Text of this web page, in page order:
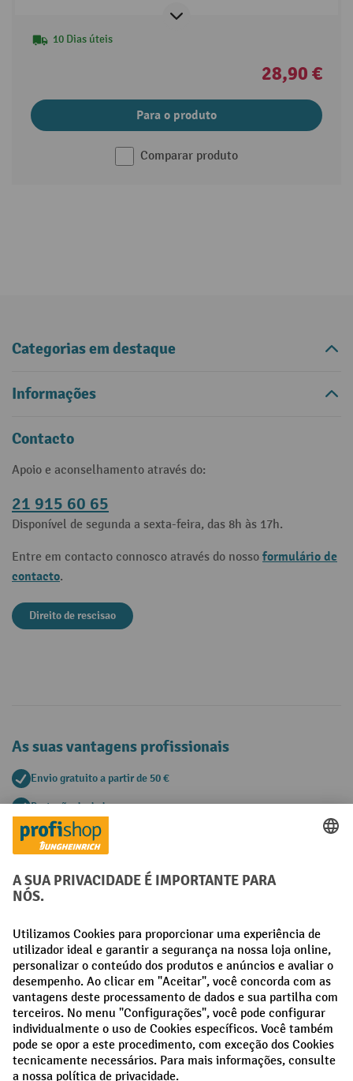
10 Dias úteis
28,90 €
Para o produto
Comparar produto
Categorias em destaque
Informações
Contacto
Apoio e aconselhamento através do:
21 915 60 65
Disponível de segunda a sexta-feira, das 8h às 17h.
Entre em contacto connosco através do nosso formulário de
contacto.
Direito de rescisao
As suas vantagens profissionais
Envio gratuito a partir de 50 €
Proteção de dados segura
Aconselhamento pessoal de compra
Métodos de pagamento
Creditcard (Master)Creditcard (Visa)Pré-pagamento
Redes sociais
Facebook
LinkedIn
Instagram